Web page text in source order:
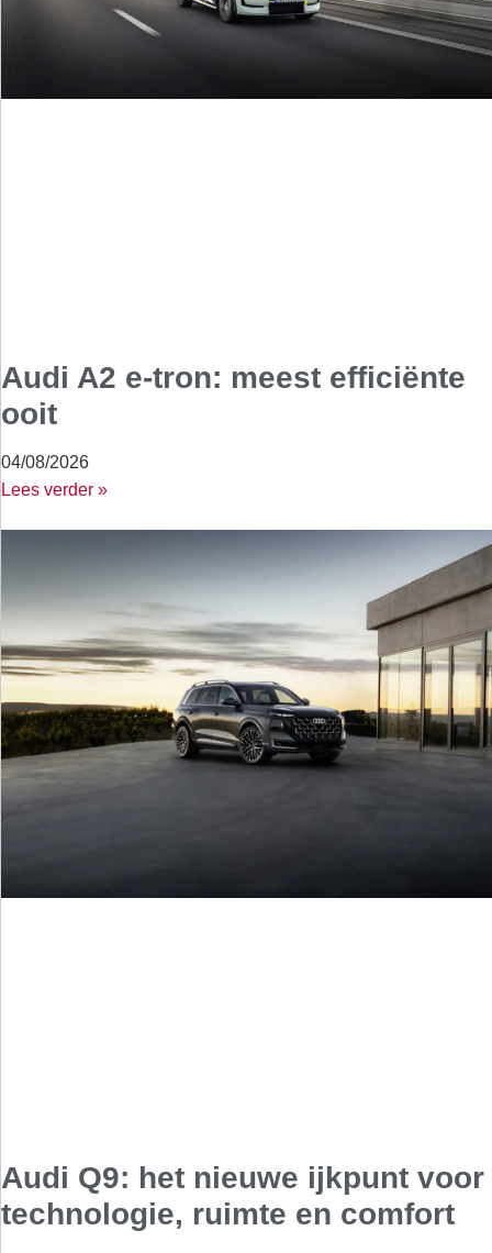
Audi A2 e-tron: meest efficiënte
ooit
04/08/2026
Lees verder »
Audi Q9: het nieuwe ijkpunt voor
technologie, ruimte en comfort